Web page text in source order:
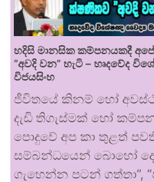
හදිසි මානසික කම්පනයකදී
“අවදි වන” හැටි – හෘදවේද
විජයසිංහ
ජීවිතයේ කිනම් හෝ
දැඩි තිගැස්මක් හෝ
පොදුවේ අප කා තුළත්
සම්බන්ධයෙන් බොහෝ
ගැහෙන්න පටන් ගත්තා”,